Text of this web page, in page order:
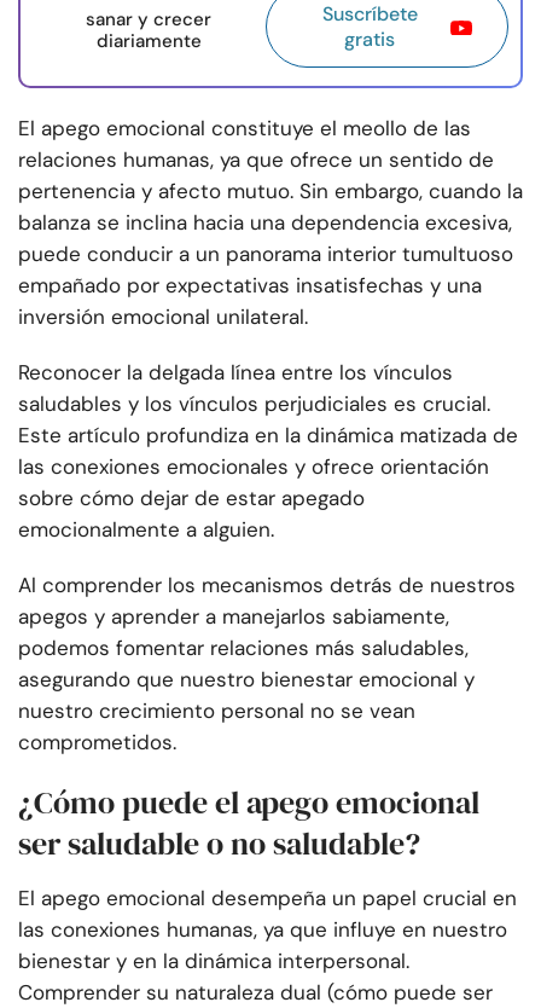
sanar y crecer
diariamente
Suscríbete
gratis
El apego emocional constituye el meollo de las
relaciones humanas, ya que ofrece un sentido de
pertenencia y afecto mutuo. Sin embargo, cuando la
balanza se inclina hacia una dependencia excesiva,
puede conducir a un panorama interior tumultuoso
empañado por expectativas insatisfechas y una
inversión emocional unilateral.
Reconocer la delgada línea entre los vínculos
saludables y los vínculos perjudiciales es crucial.
Este artículo profundiza en la dinámica matizada de
las conexiones emocionales y ofrece orientación
sobre cómo dejar de estar apegado
emocionalmente a alguien.
Al comprender los mecanismos detrás de nuestros
apegos y aprender a manejarlos sabiamente,
podemos fomentar relaciones más saludables,
asegurando que nuestro bienestar emocional y
nuestro crecimiento personal no se vean
comprometidos.
¿Cómo puede el apego emocional
ser saludable o no saludable?
El apego emocional desempeña un papel crucial en
las conexiones humanas, ya que influye en nuestro
bienestar y en la dinámica interpersonal.
Comprender su naturaleza dual (cómo puede ser